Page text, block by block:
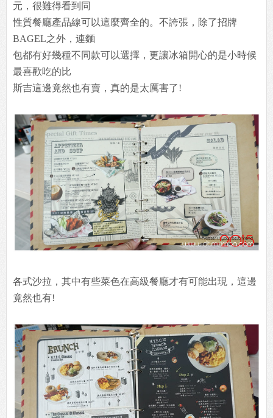
元，很難得看到同
性質餐廳產品線可以這麼齊全的。不誇張，除了招牌
BAGEL之外，連麵
包都有好幾種不同款可以選擇，更讓冰箱開心的是小時候
最喜歡吃的比
斯吉這邊竟然也有賣，真的是太厲害了!
各式沙拉，其中有些菜色在高級餐廳才有可能出現，這邊
竟然也有!